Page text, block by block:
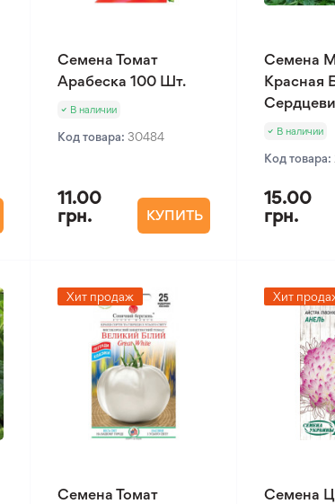
Семена Томат
Арабеска 100 Шт.
В наличии
Код товара: 30484
11.00
грн.
КУПИТЬ
Семена
Красная
В наличии
Код товара:
15.00
грн.
Хит продаж
Семена Томат
Хит
Семена